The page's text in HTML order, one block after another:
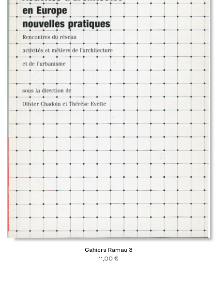
Cahiers Ramau 3
11,00 €